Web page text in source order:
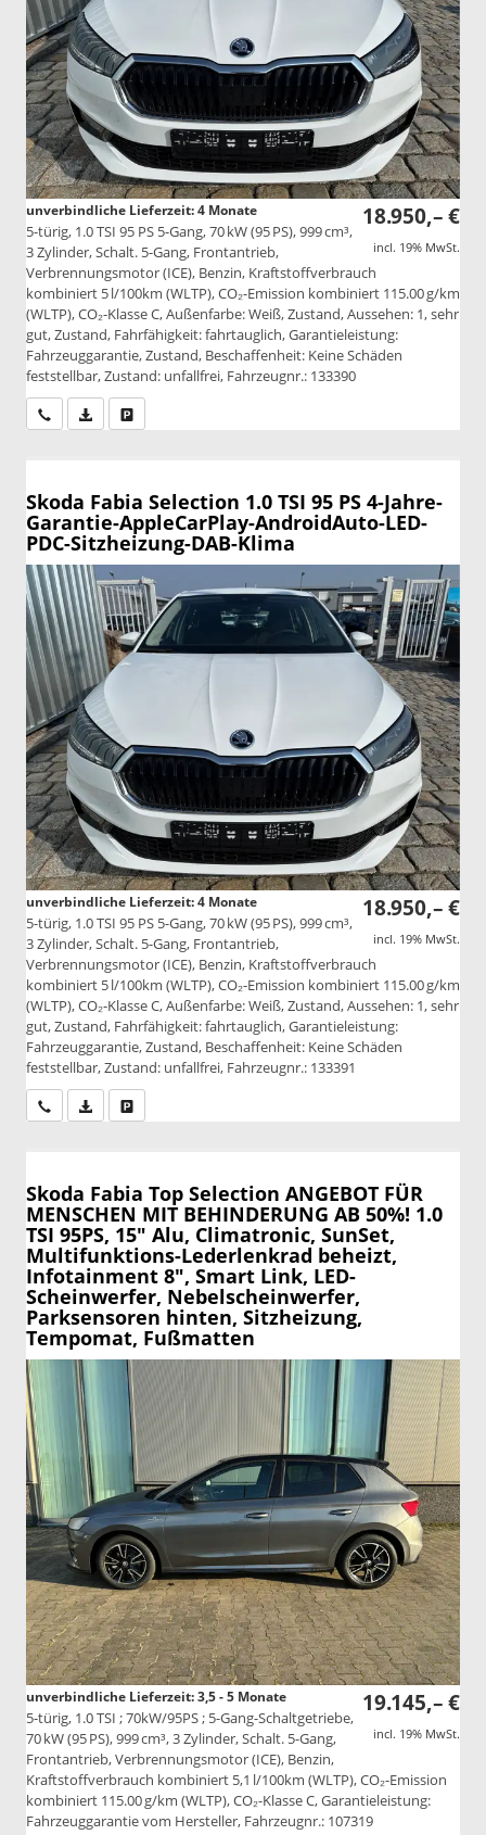
18.950,– €
incl. 19% MwSt.
unverbindliche Lieferzeit:4 Monate
5-türig, 1.0 TSI 95 PS 5-Gang, 70 kW (95 PS), 999 cm³,
3 Zylinder, Schalt. 5-Gang, Frontantrieb,
Verbrennungsmotor (ICE), Benzin, Kraftstoffverbrauch
kombiniert 5 l/100km (WLTP), CO₂-Emission kombiniert 115.00 g/km
(WLTP), CO₂-Klasse C, Außenfarbe: Weiß, Zustand, Aussehen: 1, sehr
gut, Zustand, Fahrfähigkeit: fahrtauglich, Garantieleistung:
Fahrzeuggarantie, Zustand, Beschaffenheit: Keine Schäden
feststellbar, Zustand: unfallfrei, Fahrzeugnr.: 133390
Wir rufen Sie anPDF-Datei, Fahrzeugexposé drucken
Skoda Fabia Selection 1.0 TSI 95 PS 4-Jahre-
Garantie-AppleCarPlay-AndroidAuto-LED-
PDC-Sitzheizung-DAB-Klima
18.950,– €
incl. 19% MwSt.
unverbindliche Lieferzeit:4 Monate
5-türig, 1.0 TSI 95 PS 5-Gang, 70 kW (95 PS), 999 cm³,
3 Zylinder, Schalt. 5-Gang, Frontantrieb,
Verbrennungsmotor (ICE), Benzin, Kraftstoffverbrauch
kombiniert 5 l/100km (WLTP), CO₂-Emission kombiniert 115.00 g/km
(WLTP), CO₂-Klasse C, Außenfarbe: Weiß, Zustand, Aussehen: 1, sehr
gut, Zustand, Fahrfähigkeit: fahrtauglich, Garantieleistung:
Fahrzeuggarantie, Zustand, Beschaffenheit: Keine Schäden
feststellbar, Zustand: unfallfrei, Fahrzeugnr.: 133391
Wir rufen Sie anPDF-Datei, Fahrzeugexposé drucken
Skoda Fabia Top Selection ANGEBOT FÜR
MENSCHEN MIT BEHINDERUNG AB 50%! 1.0
TSI 95PS, 15" Alu, Climatronic, SunSet,
Multifunktions-Lederlenkrad beheizt,
Infotainment 8", Smart Link, LED-
Scheinwerfer, Nebelscheinwerfer,
Parksensoren hinten, Sitzheizung,
Tempomat, Fußmatten
19.145,– €
incl. 19% MwSt.
unverbindliche Lieferzeit: 3,5 - 5 Monate
5-türig, 1.0 TSI ; 70kW/95PS ; 5-Gang-Schaltgetriebe,
70 kW (95 PS), 999 cm³, 3 Zylinder, Schalt. 5-Gang,
Frontantrieb, Verbrennungsmotor (ICE), Benzin,
Kraftstoffverbrauch kombiniert 5,1 l/100km (WLTP), CO₂-Emission
kombiniert 115.00 g/km (WLTP), CO₂-Klasse C, Garantieleistung:
Fahrzeuggarantie vom Hersteller, Fahrzeugnr.: 107319